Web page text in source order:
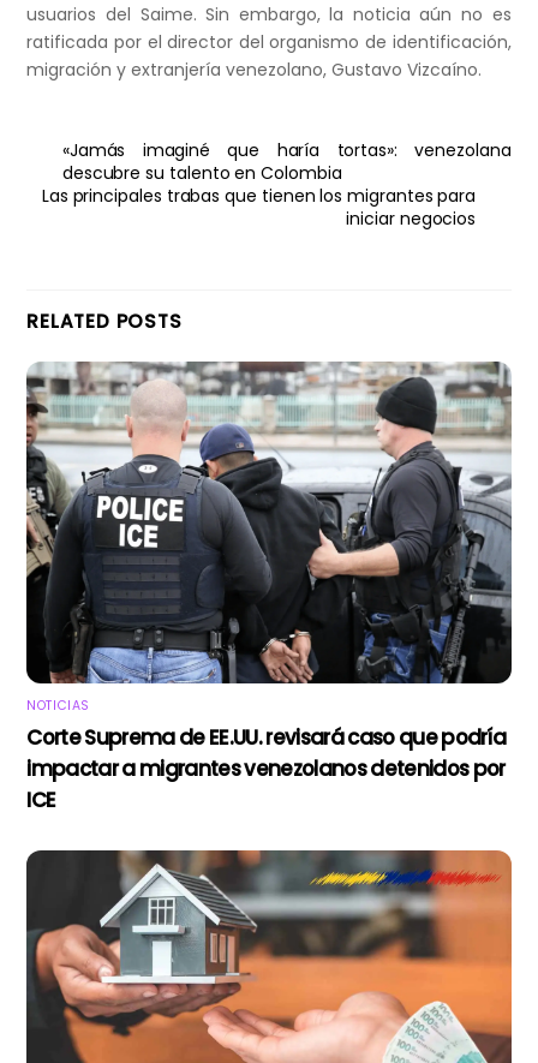
usuarios del Saime. Sin embargo, la noticia aún no es
ratificada por el director del organismo de identificación,
migración y extranjería venezolano, Gustavo Vizcaíno.
«Jamás imaginé que haría tortas»: venezolana
descubre su talento en Colombia
Las principales trabas que tienen los migrantes para
iniciar negocios
RELATED POSTS
NOTICIAS
Corte Suprema de EE.UU. revisará caso que podría
impactar a migrantes venezolanos detenidos por
ICE